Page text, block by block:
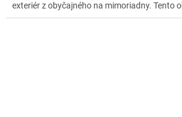
exteriér z obyčajného na mimoriadny. Tento